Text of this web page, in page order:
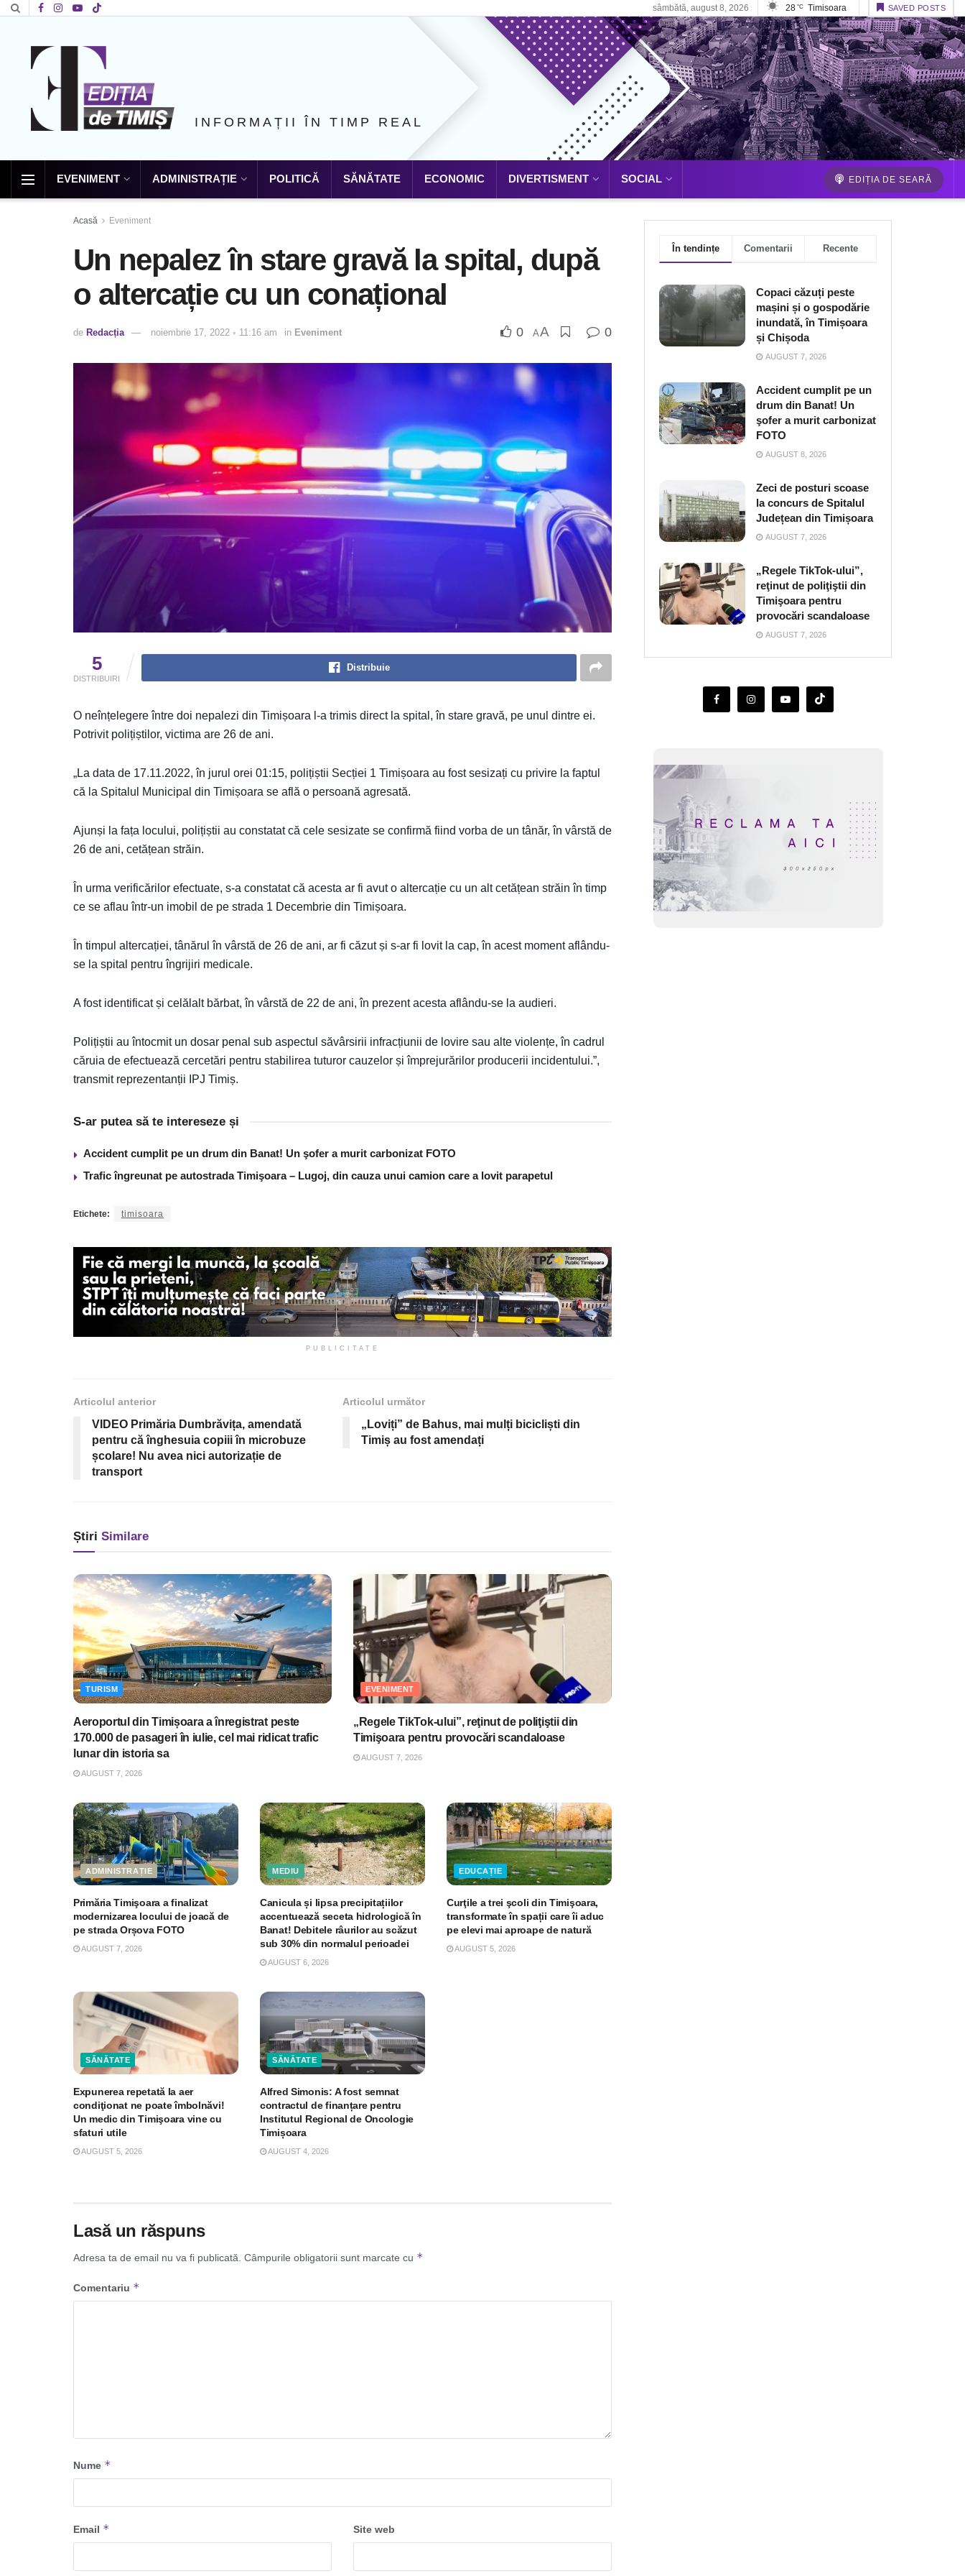
sâmbătă, august 8, 2026 28 °C Timisoara SAVED POSTS
INFORMAȚII ÎN TIMP REAL
EVENIMENT ADMINISTRAȚIE POLITICĂ SĂNĂTATE ECONOMIC DIVERTISMENT SOCIAL EDIȚIA DE SEARĂ
Acasă Eveniment
Un nepalez în stare gravă la spital, după
o altercație cu un conațional
de Redacția noiembrie 17, 2022 ◦ 11:16 am in Eveniment 0 AA 0
5
DISTRIBUIRI
Distribuie
O neînțelegere între doi nepalezi din Timișoara l-a trimis direct la spital, în stare gravă, pe unul dintre ei.
Potrivit polițiștilor, victima are 26 de ani.
„La data de 17.11.2022, în jurul orei 01:15, polițiștii Secției 1 Timișoara au fost sesizați cu privire la faptul
că la Spitalul Municipal din Timișoara se află o persoană agresată.
Ajunși la fața locului, polițiștii au constatat că cele sesizate se confirmă fiind vorba de un tânăr, în vârstă de
26 de ani, cetățean străin.
În urma verificărilor efectuate, s-a constatat că acesta ar fi avut o altercație cu un alt cetățean străin în timp
ce se aflau într-un imobil de pe strada 1 Decembrie din Timișoara.
În timpul altercației, tânărul în vârstă de 26 de ani, ar fi căzut și s-ar fi lovit la cap, în acest moment aflându-
se la spital pentru îngrijiri medicale.
A fost identificat și celălalt bărbat, în vârstă de 22 de ani, în prezent acesta aflându-se la audieri.
Polițiștii au întocmit un dosar penal sub aspectul săvârsirii infracțiunii de lovire sau alte violențe, în cadrul
căruia de efectuează cercetări pentru stabilirea tuturor cauzelor și împrejurărilor producerii incidentului.”,
transmit reprezentanții IPJ Timiș.
S-ar putea să te intereseze și
Accident cumplit pe un drum din Banat! Un şofer a murit carbonizat FOTO
Trafic îngreunat pe autostrada Timişoara – Lugoj, din cauza unui camion care a lovit parapetul
Etichete: timisoara
PUBLICITATE
Articolul anterior
VIDEO Primăria Dumbrăvița, amendată
pentru că înghesuia copiii în microbuze
școlare! Nu avea nici autorizație de
transport
Articolul următor
„Loviți” de Bahus, mai mulți bicicliști din
Timiș au fost amendați
Știri Similare
TURISM
Aeroportul din Timișoara a înregistrat peste
170.000 de pasageri în iulie, cel mai ridicat trafic
lunar din istoria sa
AUGUST 7, 2026
EVENIMENT
„Regele TikTok-ului”, reţinut de poliţiştii din
Timişoara pentru provocări scandaloase
AUGUST 7, 2026
ADMINISTRAȚIE
Primăria Timişoara a finalizat
modernizarea locului de joacă de
pe strada Orșova FOTO
AUGUST 7, 2026
MEDIU
Canicula și lipsa precipitațiilor
accentuează seceta hidrologică în
Banat! Debitele râurilor au scăzut
sub 30% din normalul perioadei
AUGUST 6, 2026
EDUCAȚIE
Curţile a trei şcoli din Timişoara,
transformate în spații care îi aduc
pe elevi mai aproape de natură
AUGUST 5, 2026
SĂNĂTATE
Expunerea repetată la aer
condiţionat ne poate îmbolnăvi!
Un medic din Timişoara vine cu
sfaturi utile
AUGUST 5, 2026
SĂNĂTATE
Alfred Simonis: A fost semnat
contractul de finanțare pentru
Institutul Regional de Oncologie
Timișoara
AUGUST 4, 2026
Lasă un răspuns
Adresa ta de email nu va fi publicată. Câmpurile obligatorii sunt marcate cu *
Comentariu *
Nume *
Email * Site web
În tendințe Comentarii Recente
Copaci căzuți peste
mașini și o gospodărie
inundată, în Timișoara
și Chișoda
AUGUST 7, 2026
Accident cumplit pe un
drum din Banat! Un
şofer a murit carbonizat
FOTO
AUGUST 8, 2026
Zeci de posturi scoase
la concurs de Spitalul
Județean din Timișoara
AUGUST 7, 2026
„Regele TikTok-ului”,
reţinut de poliţiştii din
Timişoara pentru
provocări scandaloase
AUGUST 7, 2026